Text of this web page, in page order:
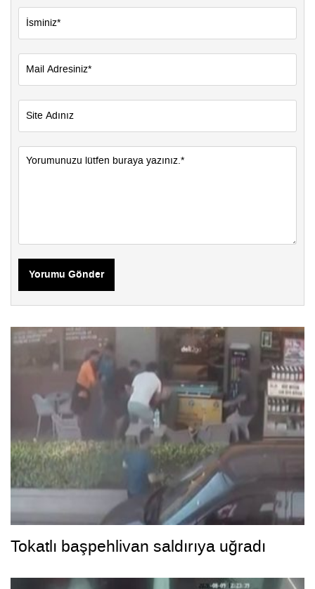
Yorumu Gönder
Tokatlı başpehlivan saldırıya uğradı